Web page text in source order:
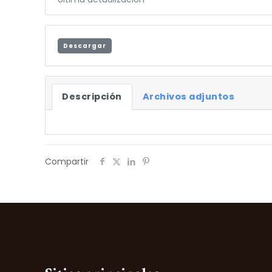
Descargar
Descripción Archivos adjuntos
Compartir